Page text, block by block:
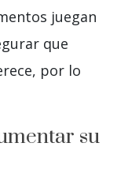
juegan
que
por lo
su